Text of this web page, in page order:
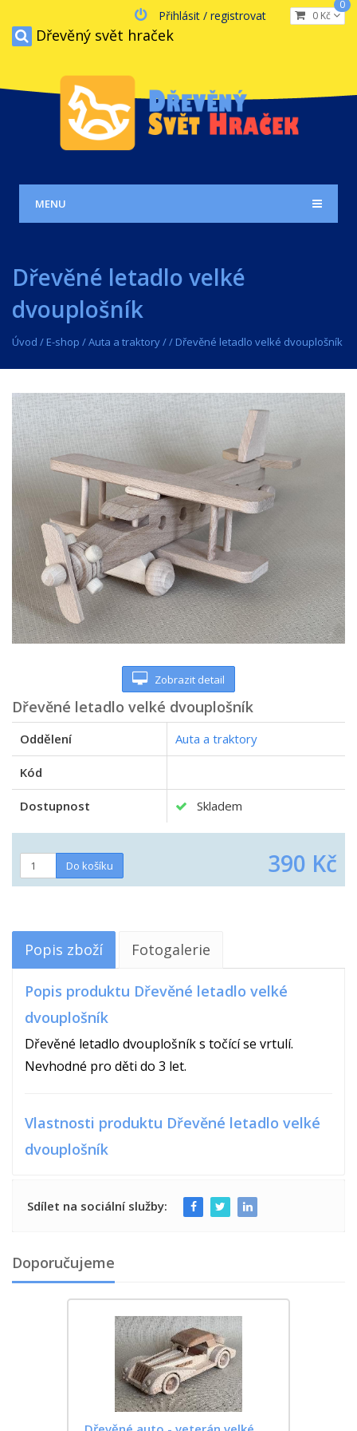
0 Kč
0
Přihlásit / registrovat
Dřevěný svět hraček
MENU
Dřevěné letadlo velké
dvouplošník
Úvod / E-shop /Auta a traktory// Dřevěné letadlo velké dvouplošník
Zobrazit detail
Dřevěné letadlo velké dvouplošník
Oddělení Auta a traktory
Kód
Dostupnost Skladem
390 Kč
Popis zboží Fotogalerie
Popis produktu Dřevěné letadlo velké
dvouplošník
Dřevěné letadlo dvouplošník s točící se vrtulí.
Nevhodné pro děti do 3 let.
Vlastnosti produktu Dřevěné letadlo velké
dvouplošník
Sdílet na sociální služby:
Doporučujeme